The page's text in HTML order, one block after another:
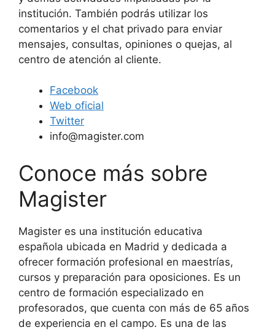
institución. También podrás utilizar los
comentarios y el chat privado para enviar
mensajes, consultas, opiniones o quejas, al
centro de atención al cliente.
Facebook
Web oficial
Twitter
info@magister.com
Conoce más sobre
Magister
Magister es una institución educativa
española ubicada en Madrid y dedicada a
ofrecer formación profesional en maestrías,
cursos y preparación para oposiciones. Es un
centro de formación especializado en
profesorados, que cuenta con más de 65 años
de experiencia en el campo. Es una de las